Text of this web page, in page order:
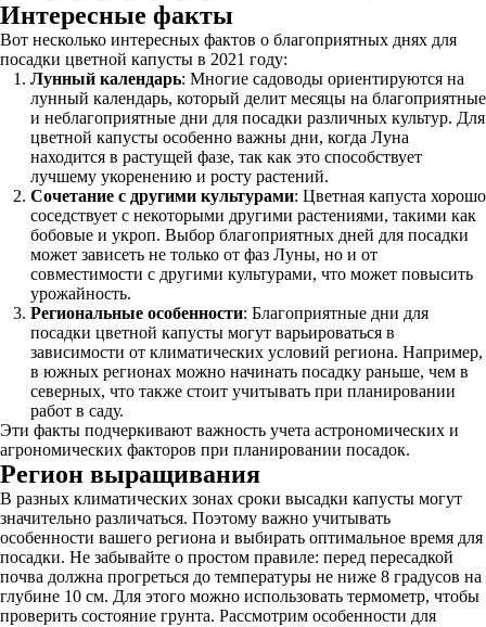
Интересные факты
Вот несколько интересных фактов о благоприятных днях для
посадки цветной капусты в 2021 году:
Лунный календарь: Многие садоводы ориентируются на
лунный календарь, который делит месяцы на благоприятные
и неблагоприятные дни для посадки различных культур. Для
цветной капусты особенно важны дни, когда Луна
находится в растущей фазе, так как это способствует
лучшему укоренению и росту растений.
Сочетание с другими культурами: Цветная капуста хорошо
соседствует с некоторыми другими растениями, такими как
бобовые и укроп. Выбор благоприятных дней для посадки
может зависеть не только от фаз Луны, но и от
совместимости с другими культурами, что может повысить
урожайность.
Региональные особенности: Благоприятные дни для
посадки цветной капусты могут варьироваться в
зависимости от климатических условий региона. Например,
в южных регионах можно начинать посадку раньше, чем в
северных, что также стоит учитывать при планировании
работ в саду.
Эти факты подчеркивают важность учета астрономических и
агрономических факторов при планировании посадок.
Регион выращивания
В разных климатических зонах сроки высадки капусты могут
значительно различаться. Поэтому важно учитывать
особенности вашего региона и выбирать оптимальное время для
посадки. Не забывайте о простом правиле: перед пересадкой
почва должна прогреться до температуры не ниже 8 градусов на
глубине 10 см. Для этого можно использовать термометр, чтобы
проверить состояние грунта. Рассмотрим особенности для